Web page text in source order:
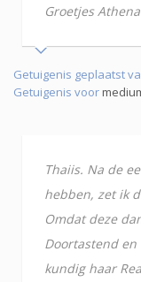
Groetjes
Getuigenis geplaatst
Getuigenis voor
Thaiis. Na de
hebben, zet ik
Omdat deze
Doortastend
kundig haar